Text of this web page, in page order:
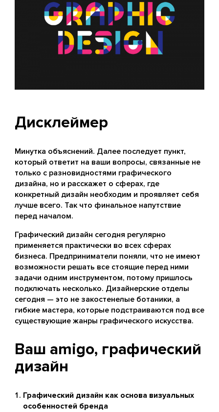
Дисклеймер
Минутка объяснений. Далее последует пункт,
который ответит на ваши вопросы, связанные не
только с разновидностями графического
дизайна, но и расскажет о сферах, где
конкретный дизайн необходим и проявляет себя
лучше всего. Так что финальное напутствие
перед началом.
Графический дизайн сегодня регулярно
применяется практически во всех сферах
бизнеса. Предприниматели поняли, что не имеют
возможности решать все стоящие перед ними
задачи одним инструментом, потому пришлось
подключать несколько. Дизайнерские отделы
сегодня — это не закостенелые ботаники, а
гибкие мастера, которые подстраиваются под все
существующие жанры графического искусства.
Ваш amigo, графический
дизайн
Графический дизайн как основа визуальных
особенностей бренда